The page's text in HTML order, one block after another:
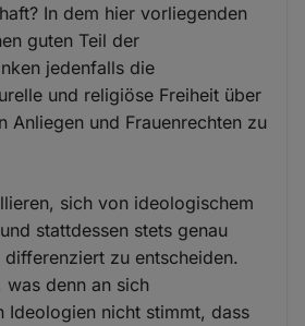
In dem hier vorliegenden
guten Teil der
jedenfalls die
und religiöse Freiheit über
Anliegen und Frauenrechten zu
sich von ideologischem
stattdessen stets genau
differenziert zu entscheiden.
was denn an sich
Ideologien nicht stimmt, dass